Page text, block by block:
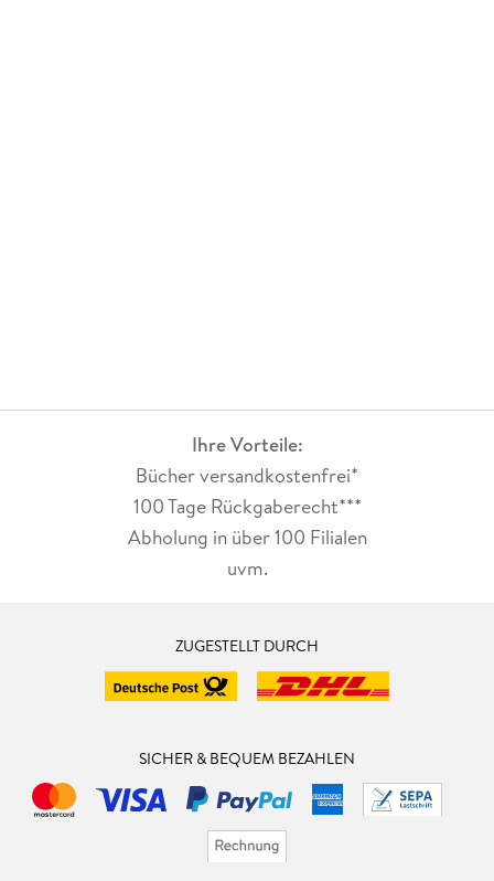
Ihre Vorteile:
Bücher versandkostenfrei*
100 Tage Rückgaberecht***
Abholung in über 100 Filialen
uvm.
ZUGESTELLT DURCH
SICHER & BEQUEM BEZAHLEN